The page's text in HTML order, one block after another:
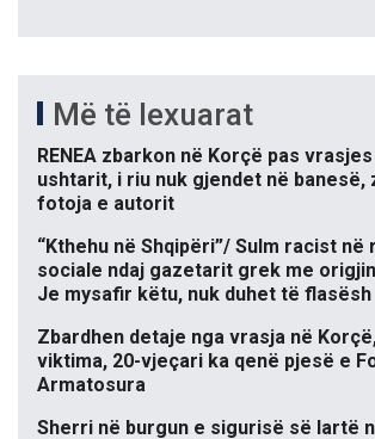
Më të lexuarat
RENEA zbarkon në Korçë pas
ushtarit, i riu nuk gjendet në banesë,
fotoja e autorit
“Kthehu në Shqipëri”/ Sulm racist
sociale ndaj gazetarit grek me
Je mysafir këtu, nuk duhet të flasësh
Zbardhen detaje nga vrasja në
viktima, 20-vjeçari ka qenë pjesë e
Armatosura
Sherri në burgun e sigurisë së lartë